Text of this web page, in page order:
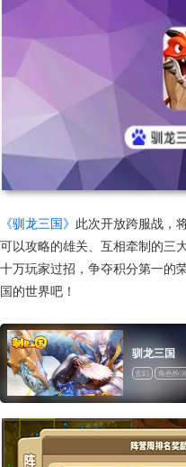
《驯龙三国》 此次开放跨服战，
可以攻略的雄关、互相牵制的三
十万玩家过招，争夺积分第一的
国的世界吧！
驯龙三国
玄幻 角色扮演